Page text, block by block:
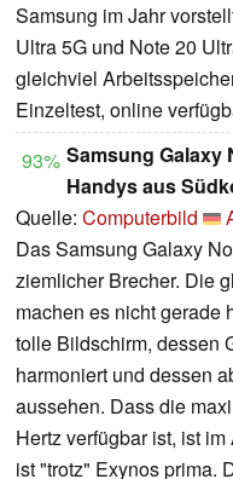
Samsung im Jahr
Ultra 5G und Note 20
gleichviel
Einzeltest, online
93% Samsung Galaxy
Handys aus
Quelle: Computerbild
Das Samsung Galaxy
ziemlicher Brecher. Die
machen es nicht gerade
tolle Bildschirm, dessen
harmoniert und dessen
aussehen. Dass die
Hertz verfügbar ist, ist
ist "trotz" Exynos prima.